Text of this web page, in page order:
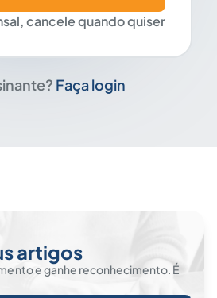
cancele quando quiser
Faça login
artigos
e ganhe reconhecimento. É